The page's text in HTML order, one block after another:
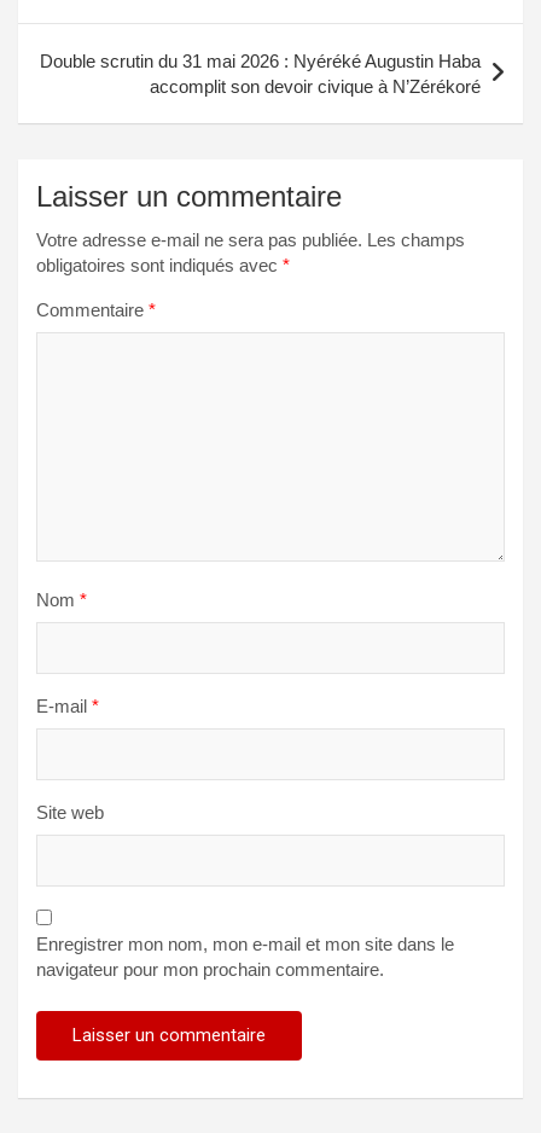
l’article
Double scrutin du 31 mai 2026 : Nyéréké Augustin Haba
accomplit son devoir civique à N’Zérékoré
Laisser un commentaire
Votre adresse e-mail ne sera pas publiée. Les champs
obligatoires sont indiqués avec *
Commentaire *
Nom *
E-mail *
Site web
Enregistrer mon nom, mon e-mail et mon site dans le
navigateur pour mon prochain commentaire.